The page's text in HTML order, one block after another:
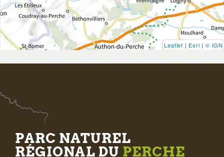
Leaflet | Esri | © IGN
PARC NATUREL
RÉGIONAL DU PERCHE